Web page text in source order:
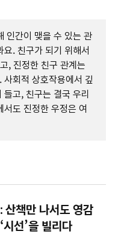
인간이 맺을 수 있는 관
. 친구가 되기 위해서
, 진정한 친구 관계는
사회적 상호작용에서 깊
고, 친구는 결국 우리
도 진정한 우정은 여
산책만 나서도 영감
선’을 빌리다